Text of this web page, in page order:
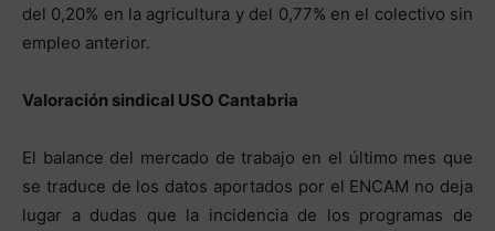
del 0,20% en la agricultura y del 0,77% en el colectivo sin
empleo anterior.
Valoración sindical USO Cantabria
El balance del mercado de trabajo en el último mes que
se traduce de los datos aportados por el ENCAM no deja
lugar a dudas que la incidencia de los programas de